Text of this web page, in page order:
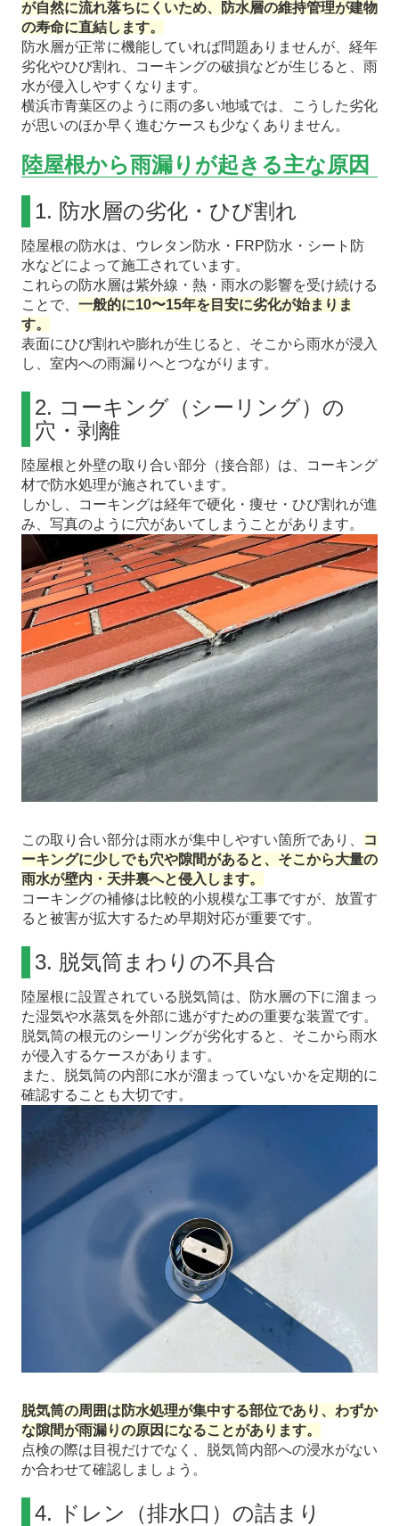
が自然に流れ落ちにくいため、防水層の維持管理が建物
の寿命に直結します。
防水層が正常に機能していれば問題ありませんが、経年
劣化やひび割れ、コーキングの破損などが生じると、雨
水が侵入しやすくなります。
横浜市青葉区のように雨の多い地域では、こうした劣化
が思いのほか早く進むケースも少なくありません。
陸屋根から雨漏りが起きる主な原因
1. 防水層の劣化・ひび割れ
陸屋根の防水は、ウレタン防水・FRP防水・シート防
水などによって施工されています。
これらの防水層は紫外線・熱・雨水の影響を受け続ける
ことで、 一般的に10〜15年を目安に劣化が始まりま
す。
表面にひび割れや膨れが生じると、そこから雨水が浸入
し、室内への雨漏りへとつながります。
2. コーキング（シーリング）の
穴・剥離
陸屋根と外壁の取り合い部分（接合部）は、コーキング
材で防水処理が施されています。
しかし、コーキングは経年で硬化・痩せ・ひび割れが進
み、写真のように穴があいてしまうことがあります。
この取り合い部分は雨水が集中しやすい箇所であり、
コ
ーキングに少しでも穴や隙間があると、そこから大量の
雨水が壁内・天井裏へと侵入します。
コーキングの補修は比較的小規模な工事ですが、放置す
ると被害が拡大するため早期対応が重要です。
3. 脱気筒まわりの不具合
陸屋根に設置されている脱気筒は、防水層の下に溜まっ
た湿気や水蒸気を外部に逃がすための重要な装置です。
脱気筒の根元のシーリングが劣化すると、そこから雨水
が侵入するケースがあります。
また、脱気筒の内部に水が溜まっていないかを定期的に
確認することも大切です。
脱気筒の周囲は防水処理が集中する部位であり、わずか
な隙間が雨漏りの原因になることがあります。
点検の際は目視だけでなく、脱気筒内部への浸水がない
か合わせて確認しましょう。
4. ドレン（排水口）の詰まり